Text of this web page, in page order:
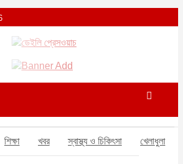
ডেইলি প্রেসওয়াচ
শিক্ষা খবর স্বাস্থ্য ও চিকিৎসা খেলাধুলা